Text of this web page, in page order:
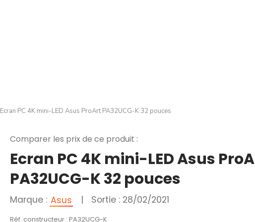
Ecran PC 4K mini-LED Asus ProArt PA32UCG-K 32 pouces
Comparer les prix de ce produit :
Ecran PC 4K mini-LED Asus
PA32UCG-K 32 pouces
Marque : Asus | Sortie : 28/02/2021
Réf. constructeur : PA32UCG-K